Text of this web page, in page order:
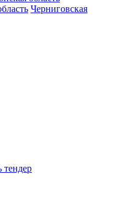
Черниговская
тендер